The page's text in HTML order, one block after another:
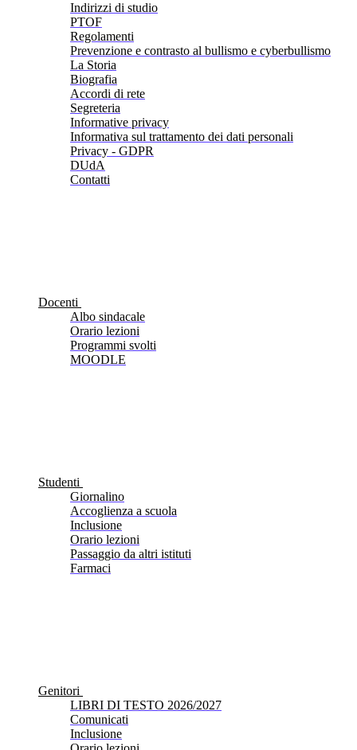
Indirizzi di studio
PTOF
Regolamenti
Prevenzione e contrasto al bullismo e cyberbullismo
La Storia
Biografia
Accordi di rete
Segreteria
Informative privacy
Informativa sul trattamento dei dati personali
Privacy - GDPR
DUdA
Contatti
Docenti
Albo sindacale
Orario lezioni
Programmi svolti
MOODLE
Studenti
Giornalino
Accoglienza a scuola
Inclusione
Orario lezioni
Passaggio da altri istituti
Farmaci
Genitori
LIBRI DI TESTO 2026/2027
Comunicati
Inclusione